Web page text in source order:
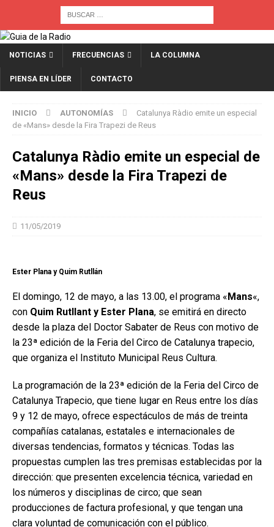
NOTICIAS FRECUENCIAS LA COLUMNA
PIENSA EN LÍDER CONTACTO
INICIO AUTONOMÍAS
Catalunya Ràdio emite un especial
de «Mans» desde la Fira Trapezi de Reus
Catalunya Ràdio emite un especial de
«Mans» desde la Fira Trapezi de
Reus
11/05/2019
Ester Plana y Quim Rutllán
El domingo, 12 de mayo, a las 13.00, el programa «Mans«,
con Quim Rutllant y Ester Plana, se emitirá en directo
desde la plaza del Doctor Sabater de Reus con motivo de
la 23ª edición de la Feria del Circo de Catalunya trapecio,
que organiza el Instituto Municipal Reus Cultura.
La programación de la 23ª edición de la Feria del Circo de
Catalunya Trapecio, que tiene lugar en Reus entre los días
9 y 12 de mayo, ofrece espectáculos de más de treinta
compañías catalanas, estatales e internacionales de
diversas tendencias, formatos y técnicas. Todas las
propuestas cumplen las tres premisas establecidas por la
dirección: que presenten excelencia técnica, variedad en
los números y disciplinas de circo; que sean
producciones de factura profesional, y que tengan una
clara voluntad de comunicación con el público.